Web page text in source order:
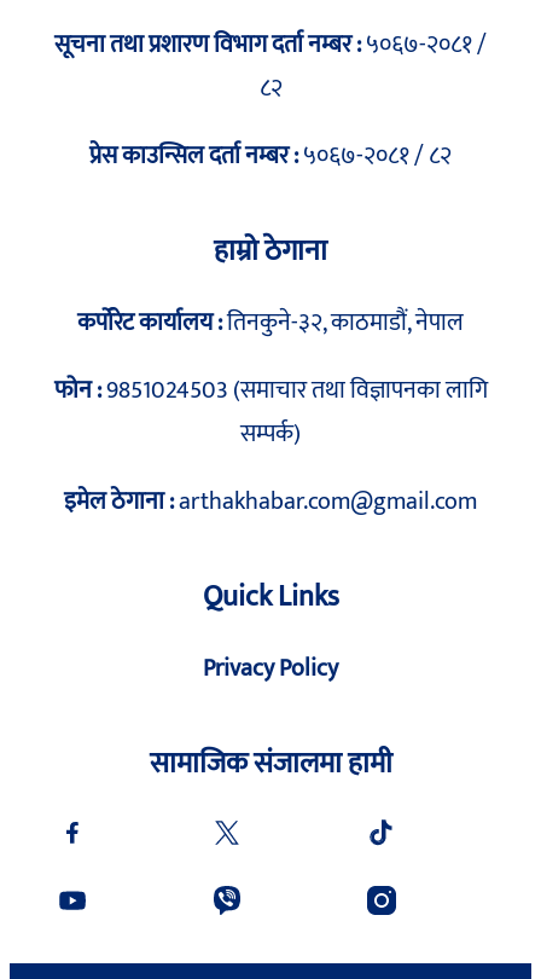
सूचना तथा प्रशारण विभाग दर्ता नम्बर :५०६७-२०८१ /
८२
प्रेस काउन्सिल दर्ता नम्बर :५०६७-२०८१ / ८२
हाम्रो ठेगाना
कर्पोरेट कार्यालय :तिनकुने-३२, काठमाडौं, नेपाल
फोन :9851024503 (समाचार तथा विज्ञापनका लागि
सम्पर्क)
इमेल ठेगाना :arthakhabar.com@gmail.com
Quick Links
Privacy Policy
सामाजिक संजालमा हामी